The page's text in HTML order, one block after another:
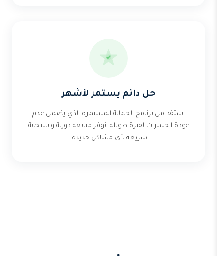
حل دائم يستمر لأشهر
استفد من برنامج الحماية المستمرة الذي يضمن عدم
عودة الحشرات لفترة طويلة. نوفر متابعة دورية واستجابة
سريعة لأي مشاكل جديدة.